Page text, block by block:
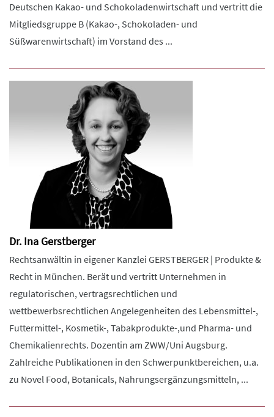
Deutschen Kakao- und Schokoladenwirtschaft und vertritt die
Mitgliedsgruppe B (Kakao-, Schokoladen- und
Süßwarenwirtschaft) im Vorstand des ...
Dr. Ina Gerstberger
Rechtsanwältin in eigener Kanzlei GERSTBERGER | Produkte &
Recht in München. Berät und vertritt Unternehmen in
regulatorischen, vertragsrechtlichen und
wettbewerbsrechtlichen Angelegenheiten des Lebensmittel-,
Futtermittel-, Kosmetik-, Tabakprodukte-,und Pharma- und
Chemikalienrechts. Dozentin am ZWW/Uni Augsburg.
Zahlreiche Publikationen in den Schwerpunktbereichen, u.a.
zu Novel Food, Botanicals, Nahrungsergänzungsmitteln, ...